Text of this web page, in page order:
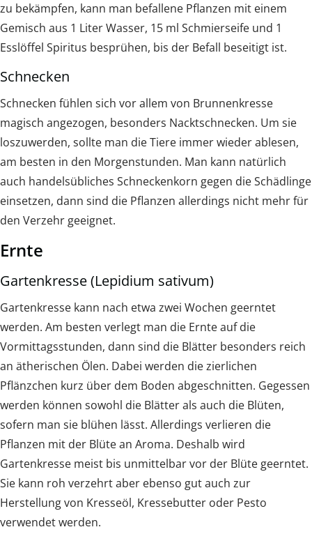
zu bekämpfen, kann man befallene Pflanzen mit einem
Gemisch aus 1 Liter Wasser, 15 ml Schmierseife und 1
Esslöffel Spiritus besprühen, bis der Befall beseitigt ist.
Schnecken
Schnecken fühlen sich vor allem von Brunnenkresse
magisch angezogen, besonders Nacktschnecken. Um sie
loszuwerden, sollte man die Tiere immer wieder ablesen,
am besten in den Morgenstunden. Man kann natürlich
auch handelsübliches Schneckenkorn gegen die Schädlinge
einsetzen, dann sind die Pflanzen allerdings nicht mehr für
den Verzehr geeignet.
Ernte
Gartenkresse (Lepidium sativum)
Gartenkresse kann nach etwa zwei Wochen geerntet
werden. Am besten verlegt man die Ernte auf die
Vormittagsstunden, dann sind die Blätter besonders reich
an ätherischen Ölen. Dabei werden die zierlichen
Pflänzchen kurz über dem Boden abgeschnitten. Gegessen
werden können sowohl die Blätter als auch die Blüten,
sofern man sie blühen lässt. Allerdings verlieren die
Pflanzen mit der Blüte an Aroma. Deshalb wird
Gartenkresse meist bis unmittelbar vor der Blüte geerntet.
Sie kann roh verzehrt aber ebenso gut auch zur
Herstellung von Kresseöl, Kressebutter oder Pesto
verwendet werden.